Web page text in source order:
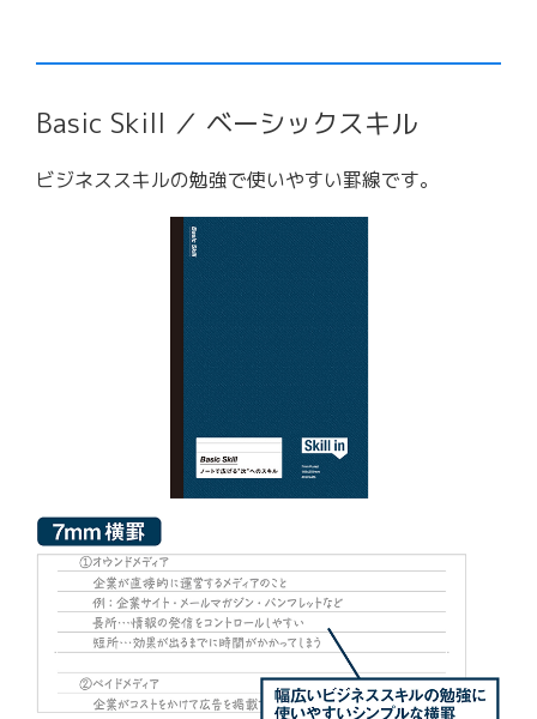
Basic Skill ／ ベーシックスキル
ビジネススキルの勉強で使いやすい罫線です。